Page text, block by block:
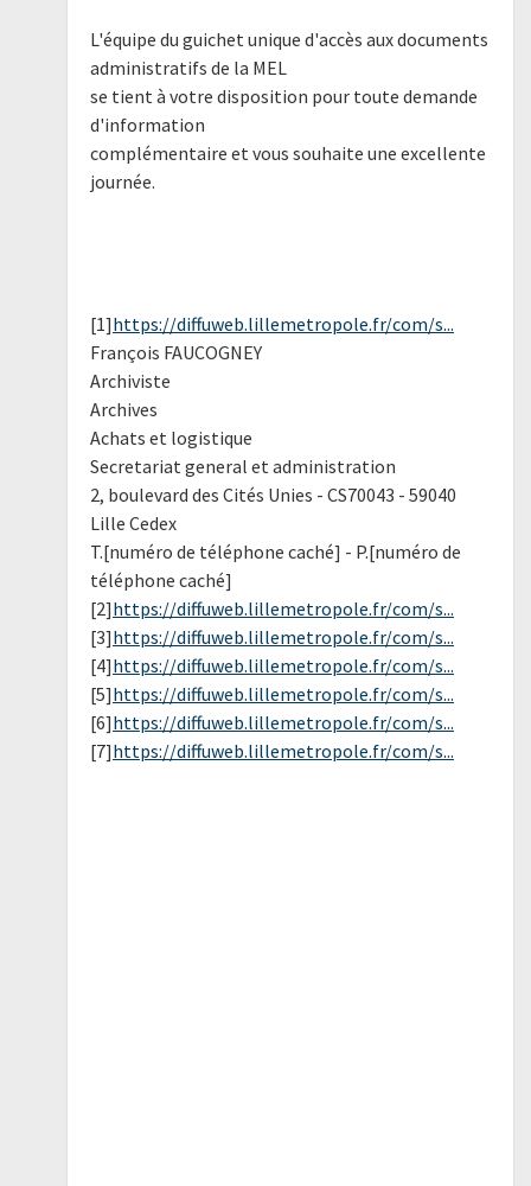
L'équipe du guichet unique d'accès aux documents
administratifs de la MEL
se tient à votre disposition pour toute demande
d'information
complémentaire et vous souhaite une excellente
journée.
[1]https://diffuweb.lillemetropole.fr/com/s...
François FAUCOGNEY
Archiviste
Archives
Achats et logistique
Secretariat general et administration
2, boulevard des Cités Unies - CS70043 - 59040
Lille Cedex
T.[numéro de téléphone caché] - P.[numéro de
téléphone caché]
[2]https://diffuweb.lillemetropole.fr/com/s...
[3]https://diffuweb.lillemetropole.fr/com/s...
[4]https://diffuweb.lillemetropole.fr/com/s...
[5]https://diffuweb.lillemetropole.fr/com/s...
[6]https://diffuweb.lillemetropole.fr/com/s...
[7]https://diffuweb.lillemetropole.fr/com/s...